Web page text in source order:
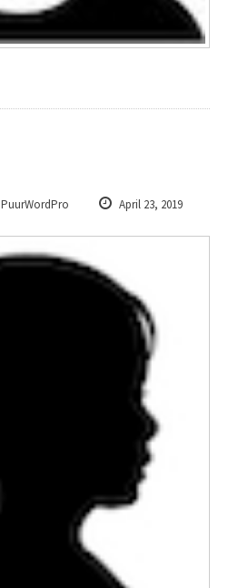
PuurWordPro April 23, 2019